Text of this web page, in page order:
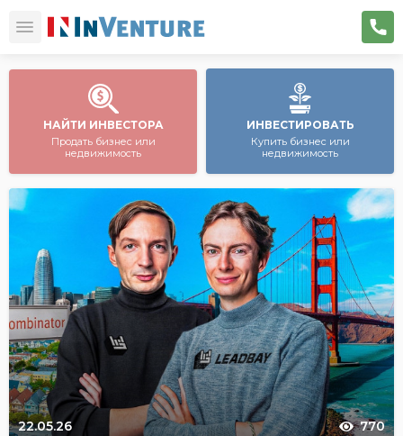
НАЙТИ ИНВЕСТОРА
Продать бизнес или
недвижимость
ИНВЕСТИРОВАТЬ
Купить бизнес или
недвижимость
22.05.26 770